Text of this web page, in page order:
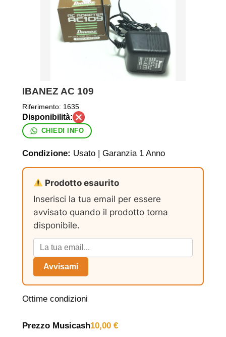
IBANEZ AC 109
Riferimento: 1635
CHIEDI INFO
Condizione: Usato | Garanzia 1 Anno
Prodotto esaurito
Inserisci la tua email per essere
avvisato quando il prodotto torna
disponibile.
Avvisami
Ottime condizioni
Prezzo Musicash10,00 €